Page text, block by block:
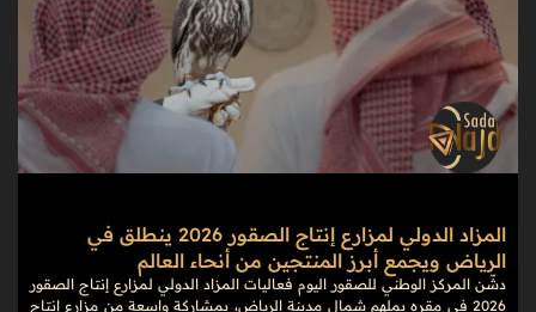
المزاد الدولي لمزارع إنتاج الصقور 2026 ينطلق في
الرياض ويجمع أبرز المنتجين من أنحاء العالم
دشّن المركز الوطني للصقور اليوم فعاليات المزاد الدولي لمزارع إنتاج الصقور
2026 في مقره بملهم شمال مدينة الرياض، بمشاركة واسعة من مزارع إنتاج